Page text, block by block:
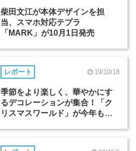
柴田文江が本体デザインを担
当、スマホ対応テプラ
「MARK」が10月1日発売
レポート 19/10/18
季節をより楽しく、華やかにす
るデコレーションが集合！「ク
リスマスワールド」が今年もフ